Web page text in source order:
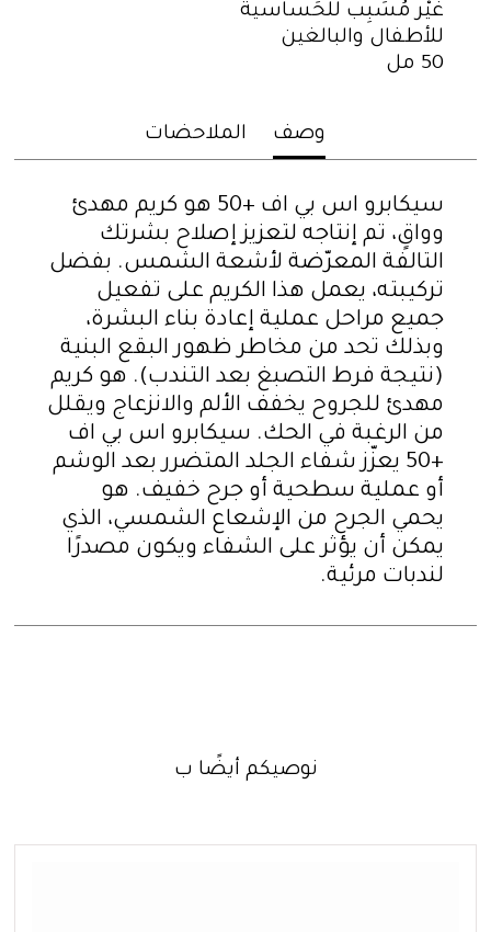
غَيْر مُسَبِب للحَساسية
للأطفال والبالغين
50 مل
وصف الملاحضات
سيكابرو اس بي اف +50 هو كريم مهدئ
وواقٍ، تم إنتاجه لتعزيز إصلاح بشرتك
التالفة المعرّضة لأشعة الشمس. بفضل
تركيبته، يعمل هذا الكريم على تفعيل
جميع مراحل عملية إعادة بناء البشرة،
وبذلك تحد من مخاطر ظهور البقع البنية
(نتيجة فرط التصبغ بعد التندب). هو كريم
مهدئ للجروح يخفف الألم والانزعاج ويقلل
من الرغبة في الحك. سيكابرو اس بي اف
+50 يعزّز شفاء الجلد المتضرر بعد الوشم
أو عملية سطحية أو جرح خفيف. هو
يحمي الجرح من الإشعاع الشمسي، الذي
يمكن أن يؤثر على الشفاء ويكون مصدرًا
لندبات مرئية.
نوصيكم أيضًا ب